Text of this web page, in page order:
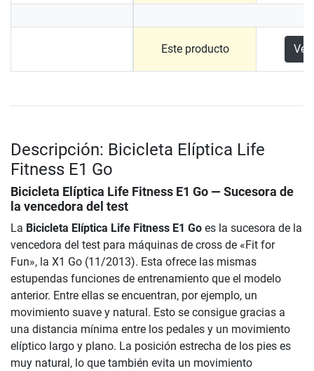
Este producto Ver
Descripción: Bicicleta Elíptica Life
Fitness E1 Go
Bicicleta Elíptica Life Fitness E1 Go — Sucesora de
la vencedora del test
La Bicicleta Elíptica Life Fitness E1 Go es la sucesora de la
vencedora del test para máquinas de cross de «Fit for
Fun», la X1 Go (11/2013). Esta ofrece las mismas
estupendas funciones de entrenamiento que el modelo
anterior. Entre ellas se encuentran, por ejemplo, un
movimiento suave y natural. Esto se consigue gracias a
una distancia mínima entre los pedales y un movimiento
elíptico largo y plano. La posición estrecha de los pies es
muy natural, lo que también evita un movimiento